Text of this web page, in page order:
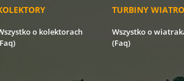
o kolektorach
TURBINY
Wszystko o
(Faq)